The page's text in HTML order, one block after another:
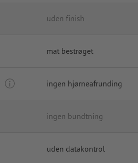
uden finish
mat bestrøget
ingen hjørneafrunding
ingen bundtning
uden datakontrol